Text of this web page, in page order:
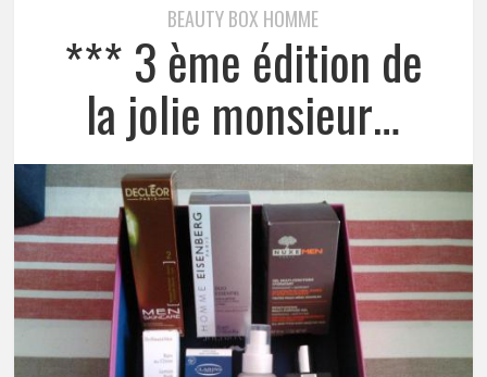
BEAUTY BOX HOMME
*** 3 ème édition de
la jolie monsieur…